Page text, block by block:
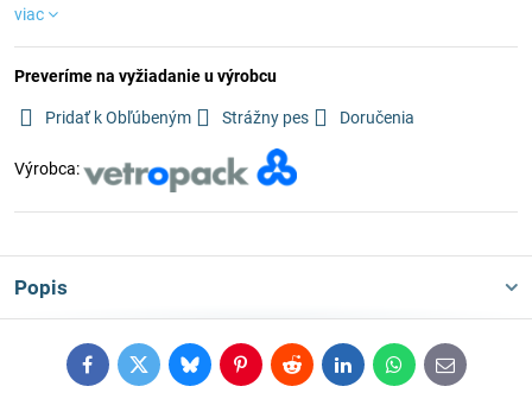
viac
Preveríme na vyžiadanie u výrobcu
Pridať k Obľúbeným Strážny pes Doručenia
Výrobca:
Popis
FacebookTwitterBlueskyPinterestRedditLinkedInWhatsApp
E-
mail